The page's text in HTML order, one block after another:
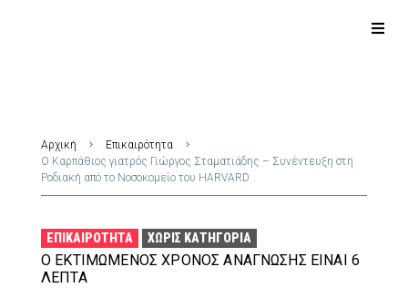
Αρχική
Επικαιρότητα
Ο Καρπάθιος γιατρός Γιώργος Σταματιάδης – Συνέντευξη στη
Ροδιακή από το Νοσοκομείο του HARVARD
ΕΠΙΚΑΙΡΌΤΗΤΑ ΧΩΡΊΣ ΚΑΤΗΓΟΡΊΑ
Ο ΕΚΤΙΜΏΜΕΝΟΣ ΧΡΌΝΟΣ ΑΝΆΓΝΩΣΗΣ ΕΊΝΑΙ 6
ΛΕΠΤΆ